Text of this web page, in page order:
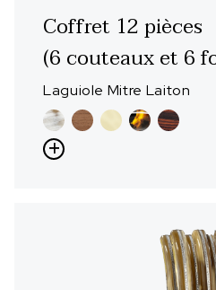
Coffret 12 pièces
(6 couteaux et 6
Laguiole Mitre Laiton